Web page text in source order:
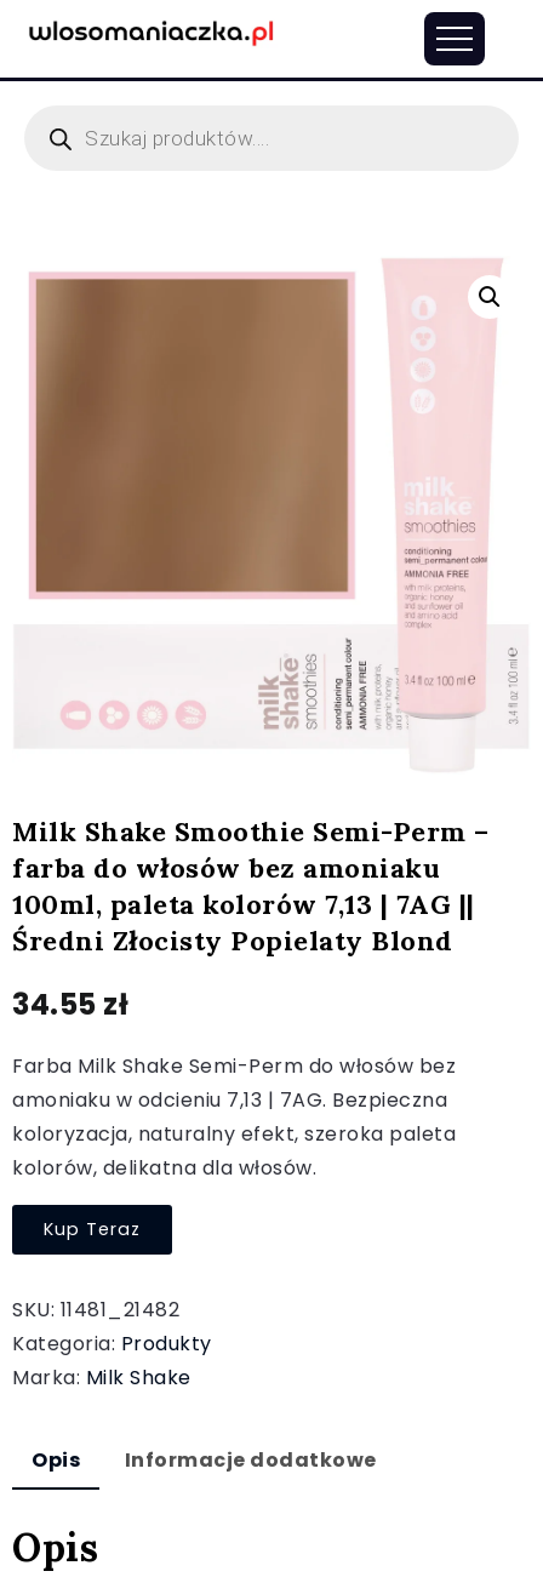
Milk Shake Smoothie Semi-Perm –
farba do włosów bez amoniaku
100ml, paleta kolorów 7,13 | 7AG ||
Średni Złocisty Popielaty Blond
34.55 zł
Farba Milk Shake Semi-Perm do włosów bez
amoniaku w odcieniu 7,13 | 7AG. Bezpieczna
koloryzacja, naturalny efekt, szeroka paleta
kolorów, delikatna dla włosów.
Kup Teraz
SKU: 11481_21482
Kategoria: Produkty
Marka: Milk Shake
Opis Informacje dodatkowe
Opis